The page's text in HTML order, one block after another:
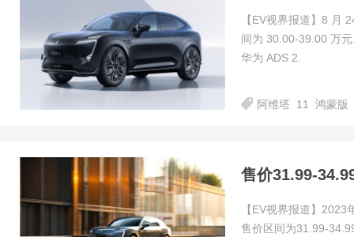
【EV视界报道】8 月
间为 30.00-39.00 万
华为 ADS 2.
阿维塔 11 鸿蒙版
售价31.99-
【EV视界报道】
售价区间为31.99-